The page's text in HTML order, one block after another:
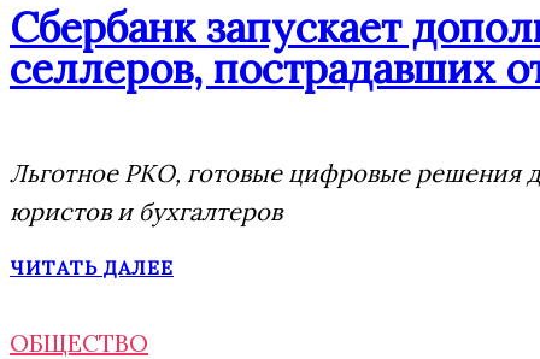
Сбербанк запускает
селлеров, пострадавших
Льготное РКО, готовые цифровые решения
юристов и бухгалтеров
ЧИТАТЬ ДАЛЕЕ
ОБЩЕСТВО